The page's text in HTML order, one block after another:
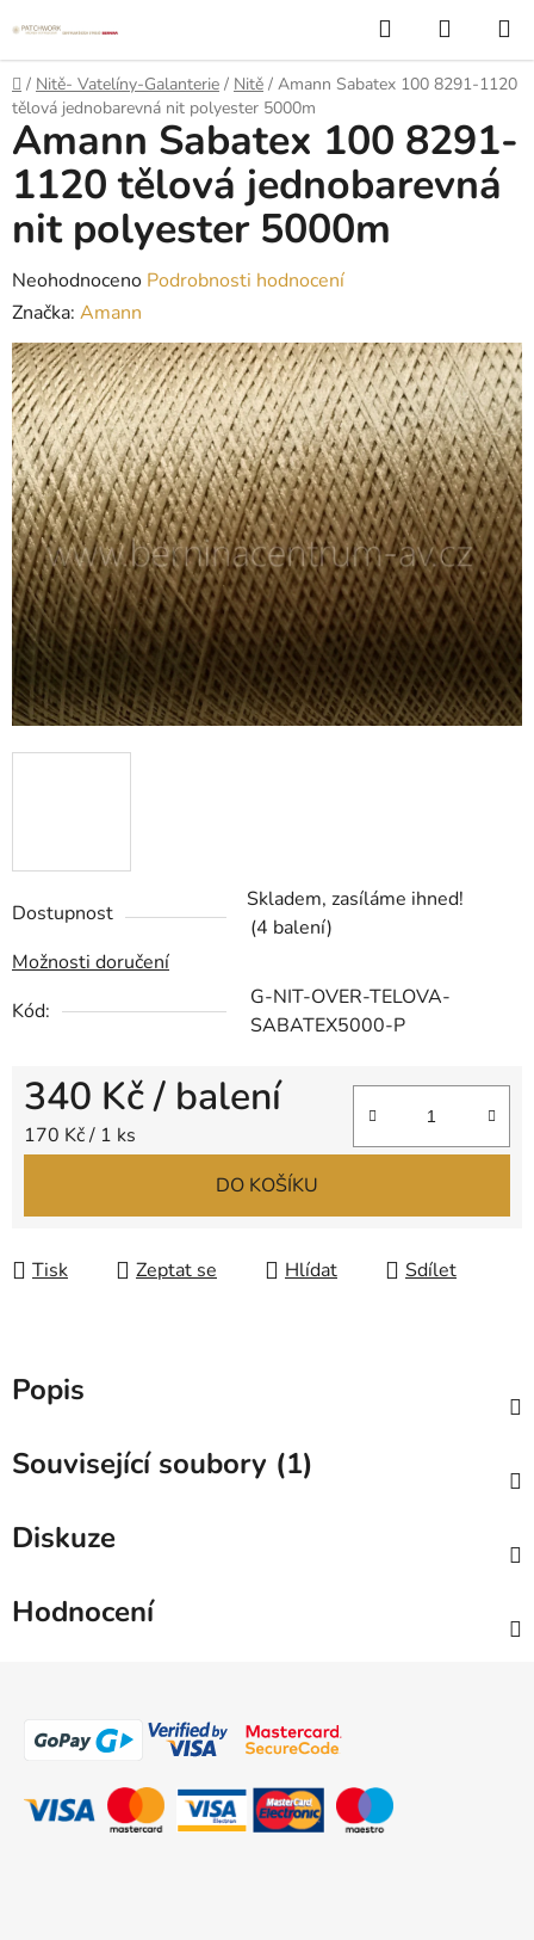
na
obsah
Hledat
KOŠÍK
Domů
/ Nitě- Vatelíny-Galanterie / Nitě / Amann Sabatex 100 8291-1120
tělová jednobarevná nit polyester 5000m
Dostupnost
Skladem, zasíláme ihned!
(4 balení)
Možnosti doručení
Kód:
G-NIT-OVER-TELOVA-
SABATEX5000-P
340 Kč/ balení
Měrná cena:
170 Kč / 1 ks
DO KOŠÍKU
Tisk Zeptat se Hlídat Sdílet
Amann Sabatex 100 8291-
1120 tělová jednobarevná
nit polyester 5000m
Průměrné
hodnocení
produktu
je
0,0
z
5
hvězdiček.
Neohodnoceno Podrobnosti hodnocení
Značka: Amann
Popis
Související soubory (1)
Diskuze
Hodnocení